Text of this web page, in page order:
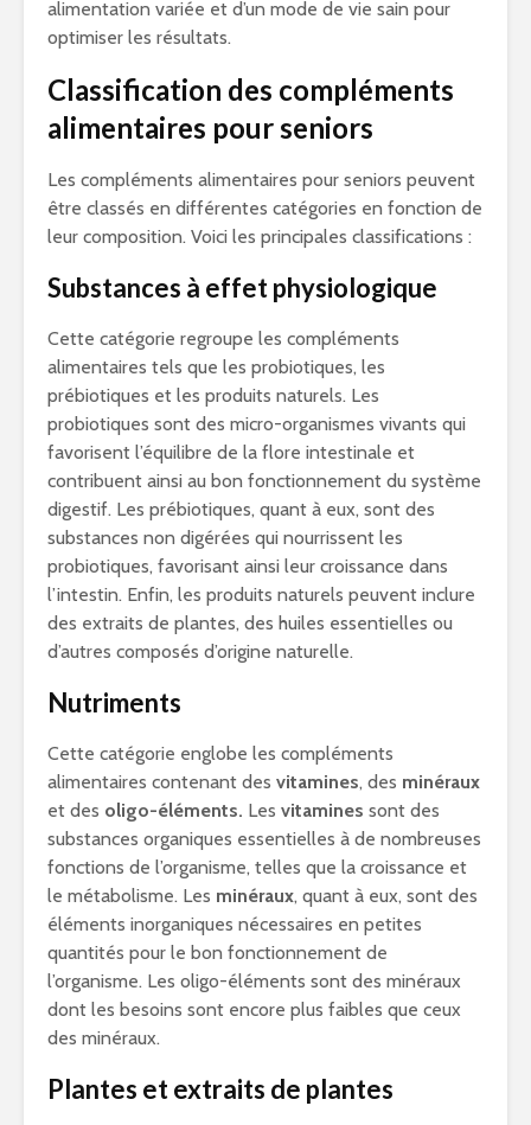
alimentation variée et d’un mode de vie sain pour
optimiser les résultats.
Classification des compléments
alimentaires pour seniors
Les compléments alimentaires pour seniors peuvent
être classés en différentes catégories en fonction de
leur composition. Voici les principales classifications :
Substances à effet physiologique
Cette catégorie regroupe les compléments
alimentaires tels que les probiotiques, les
prébiotiques et les produits naturels. Les
probiotiques sont des micro-organismes vivants qui
favorisent l’équilibre de la flore intestinale et
contribuent ainsi au bon fonctionnement du système
digestif. Les prébiotiques, quant à eux, sont des
substances non digérées qui nourrissent les
probiotiques, favorisant ainsi leur croissance dans
l’intestin. Enfin, les produits naturels peuvent inclure
des extraits de plantes, des huiles essentielles ou
d’autres composés d’origine naturelle.
Nutriments
Cette catégorie englobe les compléments
alimentaires contenant des vitamines, des minéraux
et des oligo-éléments. Les vitamines sont des
substances organiques essentielles à de nombreuses
fonctions de l’organisme, telles que la croissance et
le métabolisme. Les minéraux, quant à eux, sont des
éléments inorganiques nécessaires en petites
quantités pour le bon fonctionnement de
l’organisme. Les oligo-éléments sont des minéraux
dont les besoins sont encore plus faibles que ceux
des minéraux.
Plantes et extraits de plantes